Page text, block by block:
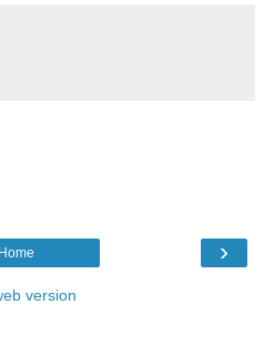
›
Home
version